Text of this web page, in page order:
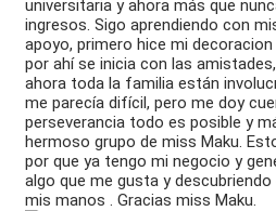
universitaria y ahora más que
ingresos. Sigo aprendiendo con
apoyo, primero hice mi
por ahí se inicia con las
ahora toda la familia están
me parecía difícil, pero me doy
perseverancia todo es posible y
hermoso grupo de miss Maku.
por que ya tengo mi negocio y
algo que me gusta y
mis manos . Gracias miss Maku.